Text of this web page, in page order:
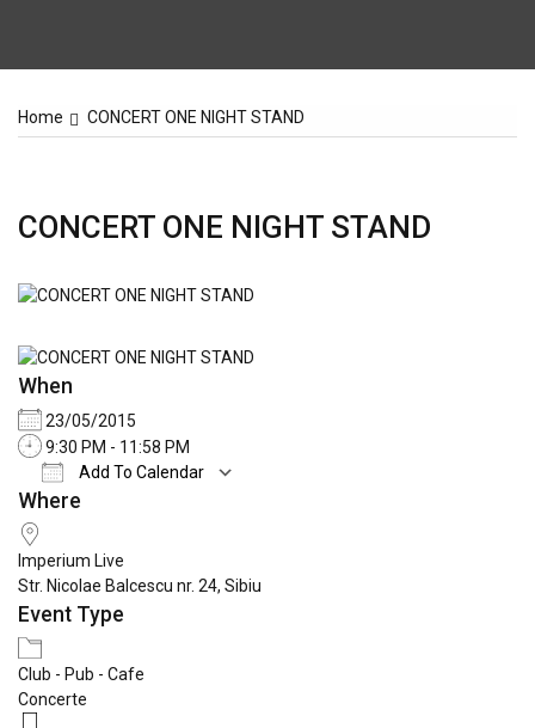
Home CONCERT ONE NIGHT STAND
CONCERT ONE NIGHT STAND
When
23/05/2015
9:30 PM - 11:58 PM
Add To Calendar
Download ICS
Where
Imperium Live
Str. Nicolae Balcescu nr. 24, Sibiu
Event Type
Club - Pub - Cafe
Concerte